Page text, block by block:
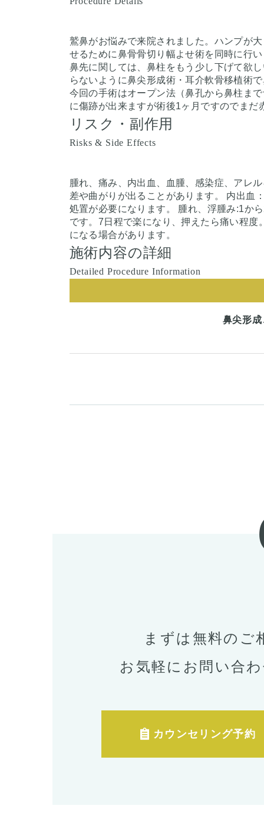
鷲鼻がお悩みで来院されました。ハンプが
せるために鼻骨骨切り幅よせ術を同時に行
鼻先に関しては、鼻柱をもう少し下げて欲
らないように鼻尖形成術・耳介軟骨移植術
今回の手術はオープン法（鼻孔から鼻柱ま
に傷跡が出来ますが術後1ヶ月ですのでま
リスク・副作用
Risks & Side Effects
腫れ、痛み、内出血、血腫、感染症、アレ
差や曲がりが出ることがあります。 内出血
処置が必要になります。 腫れ、浮腫み:1か
です。7日程で楽になり、押えたら痛い程
になる場合があります。
施術内容の詳細
Detailed Procedure Information
鼻尖形
まずは無料のご
お気軽にお問い合
カウンセリング予約